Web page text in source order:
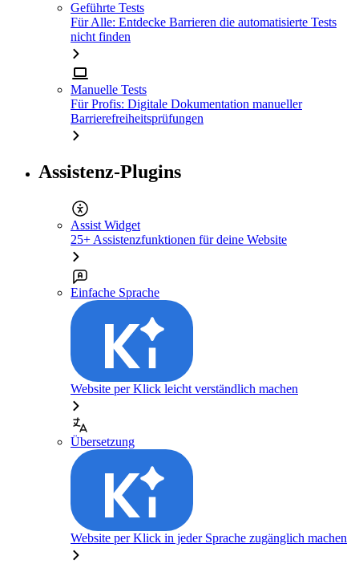
Geführte Tests
Für Alle: Entdecke Barrieren die automatisierte Tests
nicht finden
Manuelle Tests
Für Profis: Digitale Dokumentation manueller
Barrierefreiheitsprüfungen
Assistenz-Plugins
Assist Widget
25+ Assistenzfunktionen für deine Website
Einfache Sprache
Website per Klick leicht verständlich machen
Übersetzung
Website per Klick in jeder Sprache zugänglich machen